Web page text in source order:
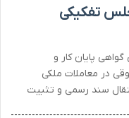
تفکیکی
پایان کار و
در معاملات ملکی
سند رسمی و تثبیت